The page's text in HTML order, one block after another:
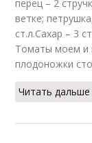
перец – 2
ветке;
ст.л.Сахар – 3
Томаты моем и
плодоножки
Читать